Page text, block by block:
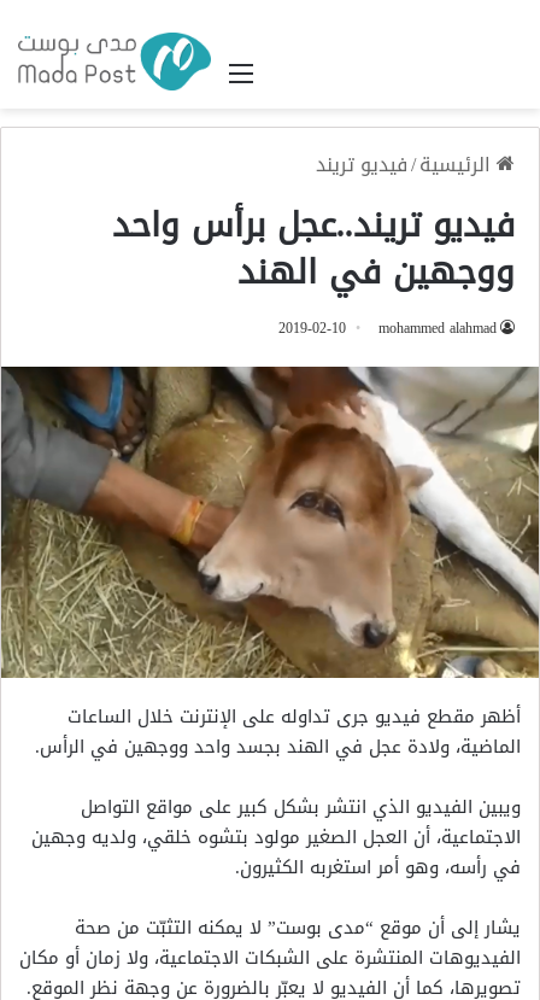
القائمة
الرئيسية/فيديو تريند
فيديو تريند..عجل برأس واحد
ووجهين في الهند
mohammed alahmad
2019-02-10
أظهر مقطع فيديو جرى تداوله على الإنترنت خلال الساعات
الماضية، ولادة عجل في الهند بجسد واحد ووجهين في الرأس.
ويبين الفيديو الذي انتشر بشكل كبير على مواقع التواصل
الاجتماعية، أن العجل الصغير مولود بتشوه خلقي، ولديه وجهين
في رأسه، وهو أمر استغربه الكثيرون.
يشار إلى أن موقع “مدى بوست” لا يمكنه التثبّت من صحة
الفيديوهات المنتشرة على الشبكات الاجتماعية، ولا زمان أو مكان
تصويرها، كما أن الفيديو لا يعبّر بالضرورة عن وجهة نظر الموقع.